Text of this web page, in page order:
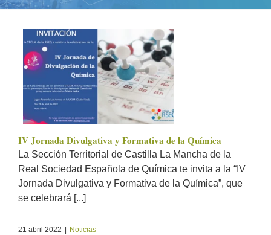
IV Jornada Divulgativa y Formativa de la Química
La Sección Territorial de Castilla La Mancha de la
Real Sociedad Española de Química te invita a la “IV
Jornada Divulgativa y Formativa de la Química”, que
se celebrará [...]
21 abril 2022 | Noticias